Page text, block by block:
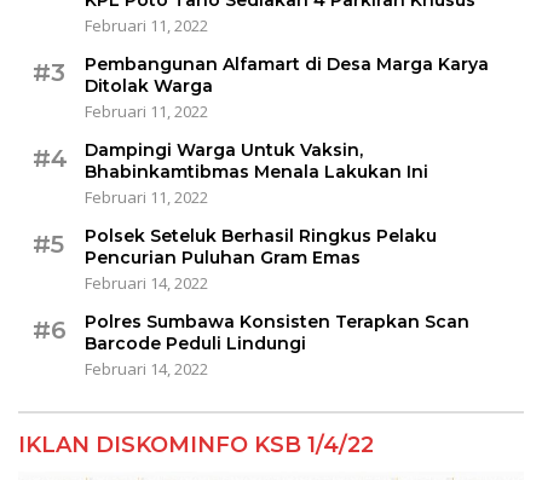
Februari 11, 2022
#3
Pembangunan Alfamart di Desa Marga Karya
Ditolak Warga
Februari 11, 2022
#4
Dampingi Warga Untuk Vaksin,
Bhabinkamtibmas Menala Lakukan Ini
Februari 11, 2022
#5
Polsek Seteluk Berhasil Ringkus Pelaku
Pencurian Puluhan Gram Emas
Februari 14, 2022
#6
Polres Sumbawa Konsisten Terapkan Scan
Barcode Peduli Lindungi
Februari 14, 2022
IKLAN DISKOMINFO KSB 1/4/22